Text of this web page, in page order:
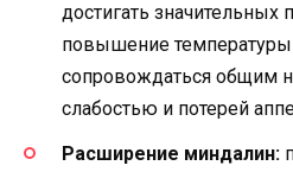
достигать значительных
повышение
сопровождаться общим
слабостью и потерей
Расширение миндалин: